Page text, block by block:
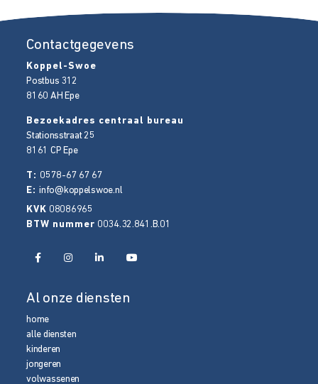
Contactgegevens
Koppel-Swoe
Postbus 312
8160 AH Epe
Bezoekadres centraal bureau
Stationsstraat 25
8161 CP Epe
T: 0578-67 67 67
E:info@koppelswoe.nl
KVK 08086965
BTW nummer 0034.32.841.B.01
Al onze diensten
home
alle diensten
kinderen
jongeren
volwassenen